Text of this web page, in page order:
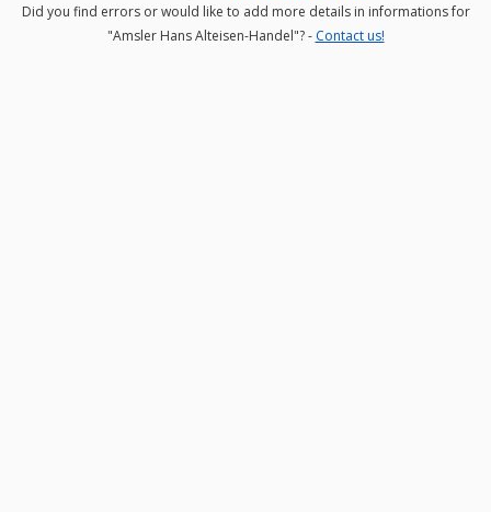
Did you find errors or would like to add more details in informations for
"Amsler Hans Alteisen-Handel"? - Contact us!